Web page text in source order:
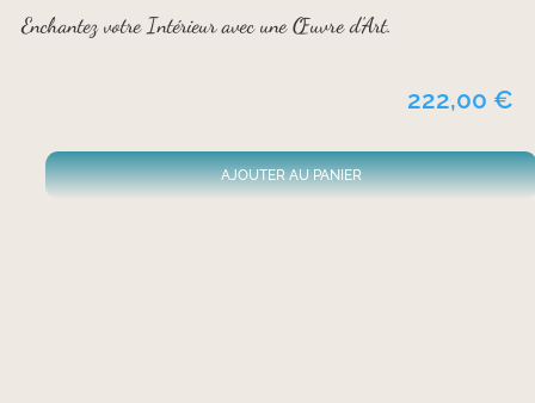
Enchantez votre Intérieur avec une Œuvre d’Art.
222,00 €
AJOUTER AU PANIER